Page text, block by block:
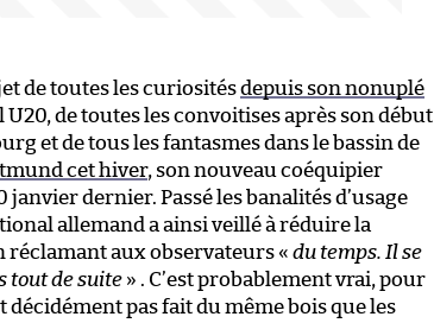
de toutes les curiositésdepuis son nonuplé
de toutes les convoitises après son début
et de tous les fantasmes dans le bassin de
cet hiver, son nouveau coéquipier
dernier. Passé les banalités d’usage
allemand a ainsi veillé à réduire la
aux observateurs « du temps. Il se
tout de suite » . C’est probablement vrai, pour
décidément pas fait du même bois que les